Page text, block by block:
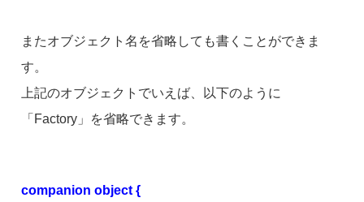
またオブジェクト名を省略しても書くことができま
す。
上記のオブジェクトでいえば、以下のように
「Factory」を省略できます。
companion object {